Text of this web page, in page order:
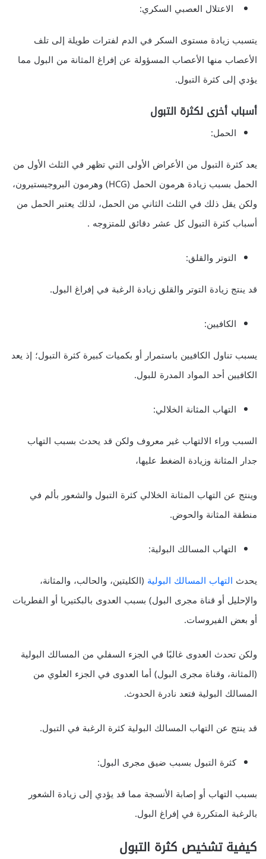
الاعتلال العصبي السكري:
يتسبب زيادة مستوى السكر في الدم لفترات طويلة إلى تلف
الأعصاب منها الأعصاب المسؤولة عن إفراغ المثانة من البول مما
يؤدي إلى كثرة التبول.
أسباب أخرى لكثرة التبول
الحمل:
يعد كثرة التبول من الأعراض الأولى التي تظهر في الثلث الأول من
الحمل بسبب زيادة هرمون الحمل (HCG) وهرمون البروجيستيرون،
ولكن يقل ذلك في الثلث الثاني من الحمل، لذلك يعتبر الحمل من
أسباب كثرة التبول كل عشر دقائق للمتزوجه .
التوتر والقلق:
قد ينتج زيادة التوتر والقلق زيادة الرغبة في إفراغ البول.
الكافيين:
يسبب تناول الكافيين باستمرار أو بكميات كبيرة كثرة التبول؛ إذ يعد
الكافيين أحد المواد المدرة للبول.
التهاب المثانة الخلالي:
السبب وراء الالتهاب غير معروف ولكن قد يحدث بسبب التهاب
جدار المثانة وزيادة الضغط عليها،
وينتج عن التهاب المثانة الخلالي كثرة التبول والشعور بألم في
منطقة المثانة والحوض.
التهاب المسالك البولية:
يحدث التهاب المسالك البولية (الكليتين، والحالب، والمثانة،
والإحليل أو قناة مجرى البول) بسبب العدوى بالبكتيريا أو الفطريات
أو بعض الفيروسات.
ولكن تحدث العدوى غالبًا في الجزء السفلي من المسالك البولية
(المثانة، وقناة مجرى البول) أما العدوى في الجزء العلوي من
المسالك البولية فتعد نادرة الحدوث.
قد ينتج عن التهاب المسالك البولية كثرة الرغبة في التبول.
كثرة التبول بسبب ضيق مجرى البول:
بسبب التهاب أو إصابة الأنسجة مما قد يؤدي إلى زيادة الشعور
بالرغبة المتكررة في إفراغ البول.
كيفية تشخيص كثرة التبول